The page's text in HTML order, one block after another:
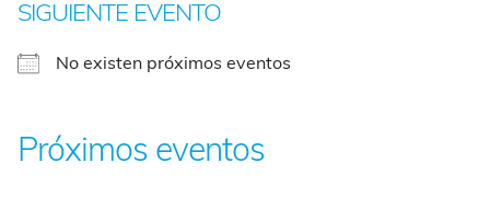
SIGUIENTE EVENTO
No existen próximos eventos
Próximos eventos